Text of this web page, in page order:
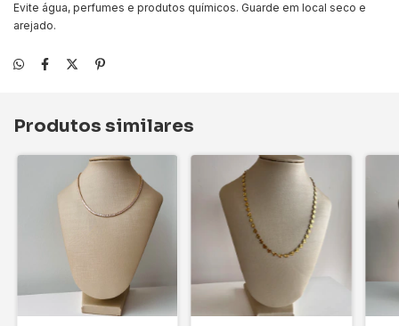
Evite água, perfumes e produtos químicos. Guarde em local seco e
arejado.
Produtos similares